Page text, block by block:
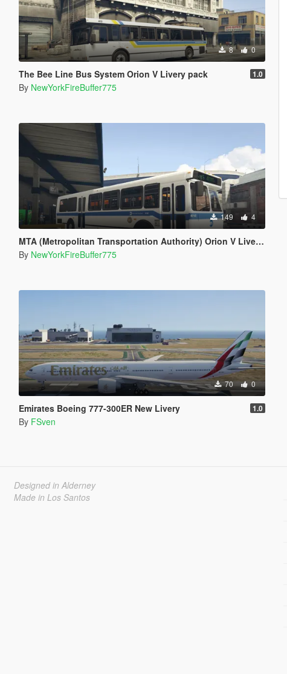
8 0
The Bee Line Bus System Orion V Livery pack 1.0
By NewYorkFireBuffer775
149 4
MTA (Metropolitan Transportation Authority) Orion V Livery Pack
By NewYorkFireBuffer775
70 0
Emirates Boeing 777-300ER New Livery 1.0
By FSven
Designed in Alderney
Made in Los Santos